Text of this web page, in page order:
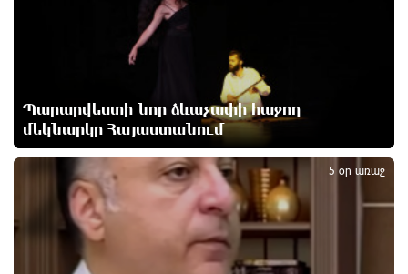
Ժողովո՛ւրդ, Սամվել Կարապետյանի,
սրբազանների կալանքը ապօրինի է եղել. Արամ
Վարդևանյան
Ամեն ընտրություններից հետո իշխանական
պատգամավորների թիվը փոքրանում է, գնալով
ավելի է փոքրանալու. Նարեկ Կարապետյան
Սամվել Կարապետյանի տեսլականը համոզեց ինձ
վերադառնալ քաղաքականություն․ Արամ
Պարարվեստի նոր ձևաչափի հաջող
մեկնարկը Հայաստանում
5 օր առաջ
2